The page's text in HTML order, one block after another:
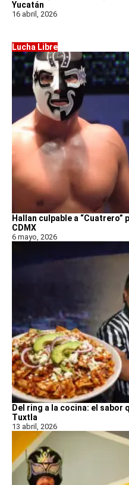
Yucatán
16 abril, 2026
Lucha Libre
Hallan culpable a
CDMX
6 mayo, 2026
Del ring a la cocina: el sabor
Tuxtla
13 abril, 2026